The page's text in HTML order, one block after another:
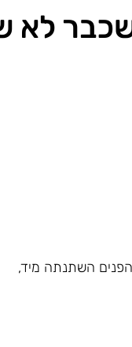
לא
השתנתה מיד,